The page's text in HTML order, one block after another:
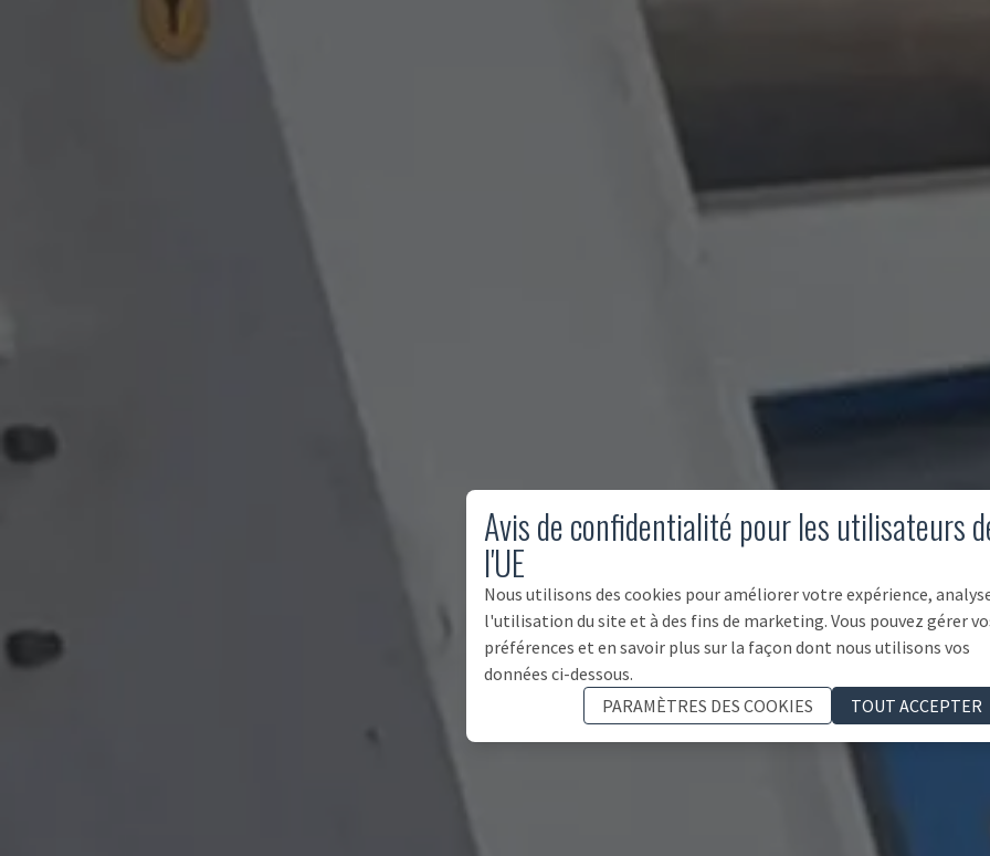
Avis de confidentialité pour les utilisateurs
l'UE
Nous utilisons des cookies pour améliorer votre expérience,
l'utilisation du site et à des fins de marketing. Vous pouvez gérer
préférences et en savoir plus sur la façon dont nous utilisons vos
données ci-dessous.
PARAMÈTRES DES COOKIES
TOUT ACCEPTER